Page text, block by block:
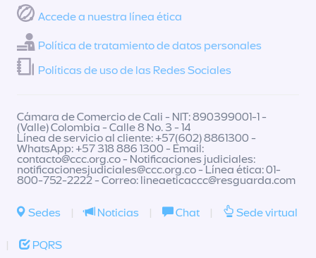
Accede a nuestra línea ética
Política de tratamiento de datos personales
Políticas de uso de las Redes Sociales
Cámara de Comercio de Cali - NIT: 890399001-1 -
(Valle) Colombia - Calle 8 No. 3 - 14
Línea de servicio al cliente: +57(602) 8861300 -
WhatsApp: +57 318 886 1300 - Email:
contacto@ccc.org.co- Notificaciones judiciales:
notificacionesjudiciales@ccc.org.co- Línea ética: 01-
800-752-2222 - Correo: lineaeticaccc@resguarda.com
Sedes | Noticias | Chat | Sede virtual
| PQRS